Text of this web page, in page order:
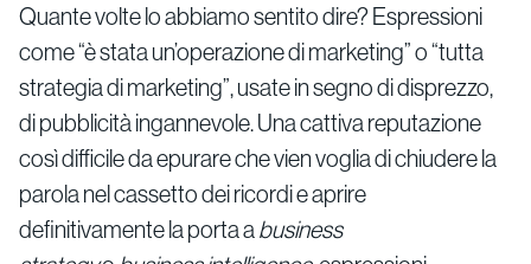
Quante volte lo abbiamo sentito dire? Espressioni
come “è stata un’operazione di marketing” o “tutta
strategia di marketing”, usate in segno di disprezzo,
di pubblicità ingannevole. Una cattiva reputazione
così difficile da epurare che vien voglia di chiudere la
parola nel cassetto dei ricordi e aprire
definitivamente la porta abusiness